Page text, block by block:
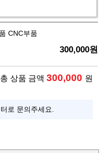
CNC부품
300,000원
총 상품 금액 300,000 원
로 문의주세요.